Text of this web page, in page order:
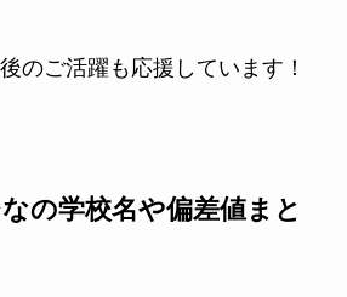
のご活躍も応援しています！
なの学校名や偏差値まと